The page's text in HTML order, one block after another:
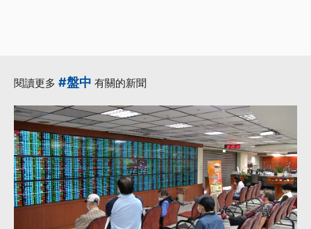
閱讀更多 #盤中 有關的新聞